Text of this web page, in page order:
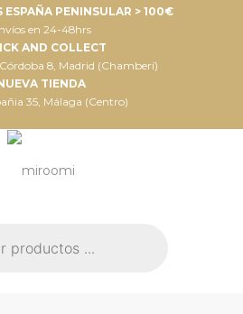
ESPAÑA PENINSULAR > 100€
en 24-48hrs
AND COLLECT
8, Madrid (Chamberí)
TIENDA
35, Málaga (Centro)